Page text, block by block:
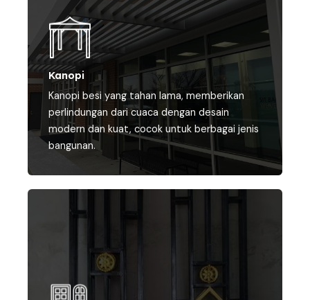
Kanopi
Kanopi besi yang tahan lama, memberikan
perlindungan dari cuaca dengan desain
modern dan kuat, cocok untuk berbagai jenis
bangunan.